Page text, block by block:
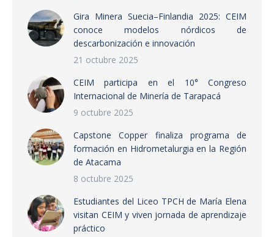
Gira Minera Suecia–Finlandia 2025: CEIM
conoce modelos nórdicos de
descarbonización e innovación
21 octubre 2025
CEIM participa en el 10° Congreso
Internacional de Minería de Tarapacá
9 octubre 2025
Capstone Copper finaliza programa de
formación en Hidrometalurgia en la Región
de Atacama
8 octubre 2025
Estudiantes del Liceo TPCH de María Elena
visitan CEIM y viven jornada de aprendizaje
práctico